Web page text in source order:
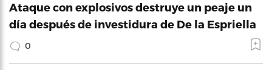
Ataque con explosivos destruye un peaje un
día después de investidura de De la Espriella
0